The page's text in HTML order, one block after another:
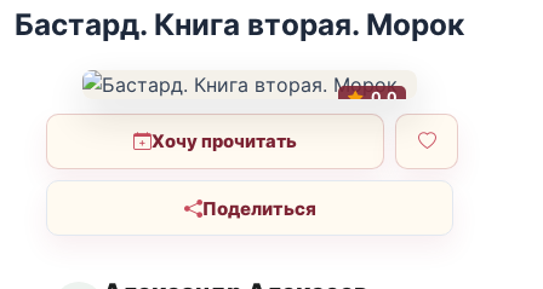
Бастард. Книга вторая. Морок
0.0
Хочу прочитать
Поделиться